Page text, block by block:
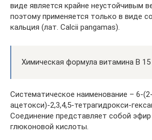
виде является крайне неустойчивым
поэтому применяется только в виде
кальция (лат. Calcii pangamas).
Химическая формула витамина B 15
Систематическое наименование – 6-
ацетокси)-2,3,4,5-тетрагидрокси-
Соединение представляет собой
глюконовой кислоты.